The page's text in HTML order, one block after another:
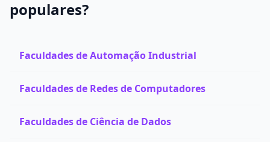
populares?
Faculdades de Automação Industrial
Faculdades de Redes de Computadores
Faculdades de Ciência de Dados